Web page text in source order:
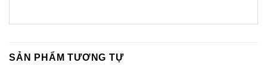
SẢN PHẨM TƯƠNG TỰ